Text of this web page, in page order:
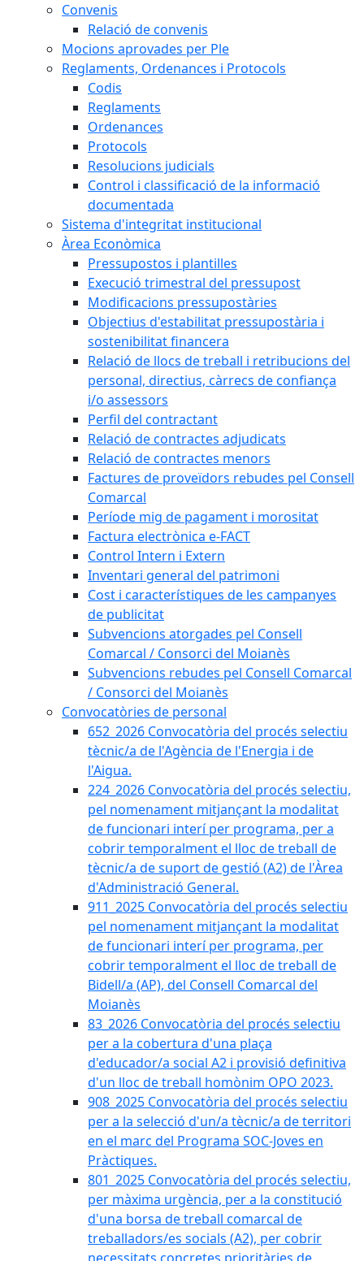
Convenis
Relació de convenis
Mocions aprovades per Ple
Reglaments, Ordenances i Protocols
Codis
Reglaments
Ordenances
Protocols
Resolucions judicials
Control i classificació de la informació
documentada
Sistema d'integritat institucional
Àrea Econòmica
Pressupostos i plantilles
Execució trimestral del pressupost
Modificacions pressupostàries
Objectius d'estabilitat pressupostària i
sostenibilitat financera
Relació de llocs de treball i retribucions del
personal, directius, càrrecs de confiança
i/o assessors
Perfil del contractant
Relació de contractes adjudicats
Relació de contractes menors
Factures de proveïdors rebudes pel Consell
Comarcal
Període mig de pagament i morositat
Factura electrònica e-FACT
Control Intern i Extern
Inventari general del patrimoni
Cost i característiques de les campanyes
de publicitat
Subvencions atorgades pel Consell
Comarcal / Consorci del Moianès
Subvencions rebudes pel Consell Comarcal
/ Consorci del Moianès
Convocatòries de personal
652_2026 Convocatòria del procés selectiu
tècnic/a de l'Agència de l'Energia i de
l'Aigua.
224_2026 Convocatòria del procés selectiu,
pel nomenament mitjançant la modalitat
de funcionari interí per programa, per a
cobrir temporalment el lloc de treball de
tècnic/a de suport de gestió (A2) de l'Àrea
d'Administració General.
911_2025 Convocatòria del procés selectiu
pel nomenament mitjançant la modalitat
de funcionari interí per programa, per
cobrir temporalment el lloc de treball de
Bidell/a (AP), del Consell Comarcal del
Moianès
83_2026 Convocatòria del procés selectiu
per a la cobertura d'una plaça
d'educador/a social A2 i provisió definitiva
d'un lloc de treball homònim OPO 2023.
908_2025 Convocatòria del procés selectiu
per a la selecció d'un/a tècnic/a de territori
en el marc del Programa SOC-Joves en
Pràctiques.
801_2025 Convocatòria del procés selectiu,
per màxima urgència, per a la constitució
d'una borsa de treball comarcal de
treballadors/es socials (A2), per cobrir